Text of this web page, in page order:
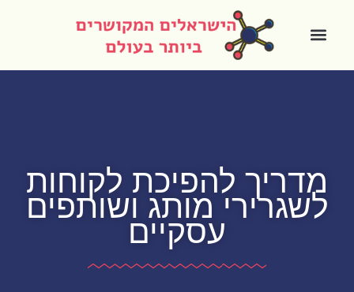
מדריך להפיכת לקוחות
לשגרירי מותג ושותפים
עסקיים